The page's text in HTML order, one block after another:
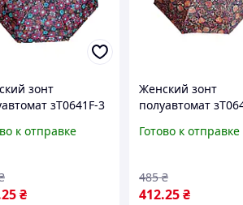
зонт
зТ0641F-3
к отправке
₴
Женский зонт
полуавтомат
Готово к отправке
412.25₴
485 ₴